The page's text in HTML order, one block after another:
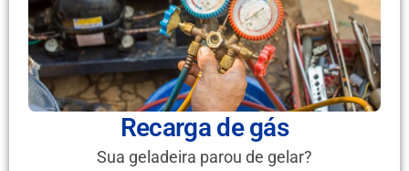
Recarga de gás
Sua geladeira parou de gelar?